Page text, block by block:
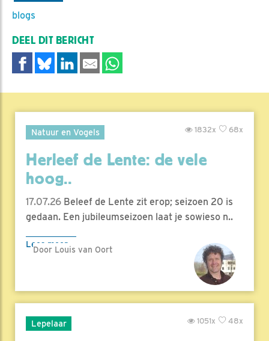
blogs
DEEL DIT BERICHT
Natuur en Vogels 68x
1832x
Herleef de Lente: de vele
hoog..
17.07.26 Beleef de Lente zit erop; seizoen 20 is
gedaan. Een jubileumseizoen laat je sowieso n..
Lees meer
Door Louis van Oort
Lepelaar 48x
1051x